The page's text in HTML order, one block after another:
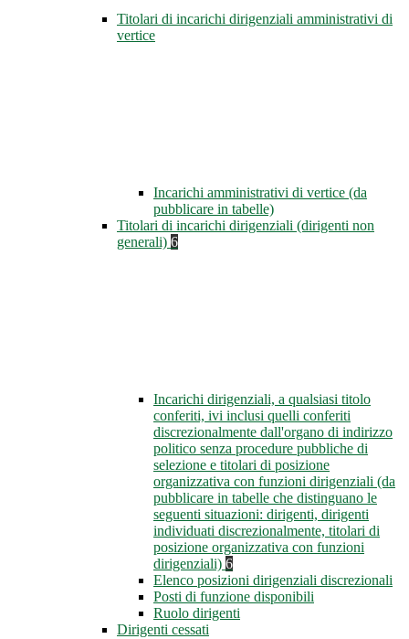
Titolari di incarichi dirigenziali amministrativi di
vertice
Incarichi amministrativi di vertice (da
pubblicare in tabelle)
Titolari di incarichi dirigenziali (dirigenti non
generali) 6
Incarichi dirigenziali, a qualsiasi titolo
conferiti, ivi inclusi quelli conferiti
discrezionalmente dall'organo di indirizzo
politico senza procedure pubbliche di
selezione e titolari di posizione
organizzativa con funzioni dirigenziali (da
pubblicare in tabelle che distinguano le
seguenti situazioni: dirigenti, dirigenti
individuati discrezionalmente, titolari di
posizione organizzativa con funzioni
dirigenziali) 6
Elenco posizioni dirigenziali discrezionali
Posti di funzione disponibili
Ruolo dirigenti
Dirigenti cessati